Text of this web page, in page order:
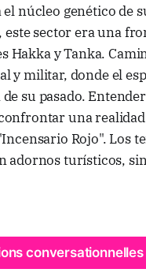
núcleo genético de
sector era una
Hakka y Tanka.
y militar, donde el
su pasado.
una
Rojo". Los
adornos turísticos,
conversationnelles